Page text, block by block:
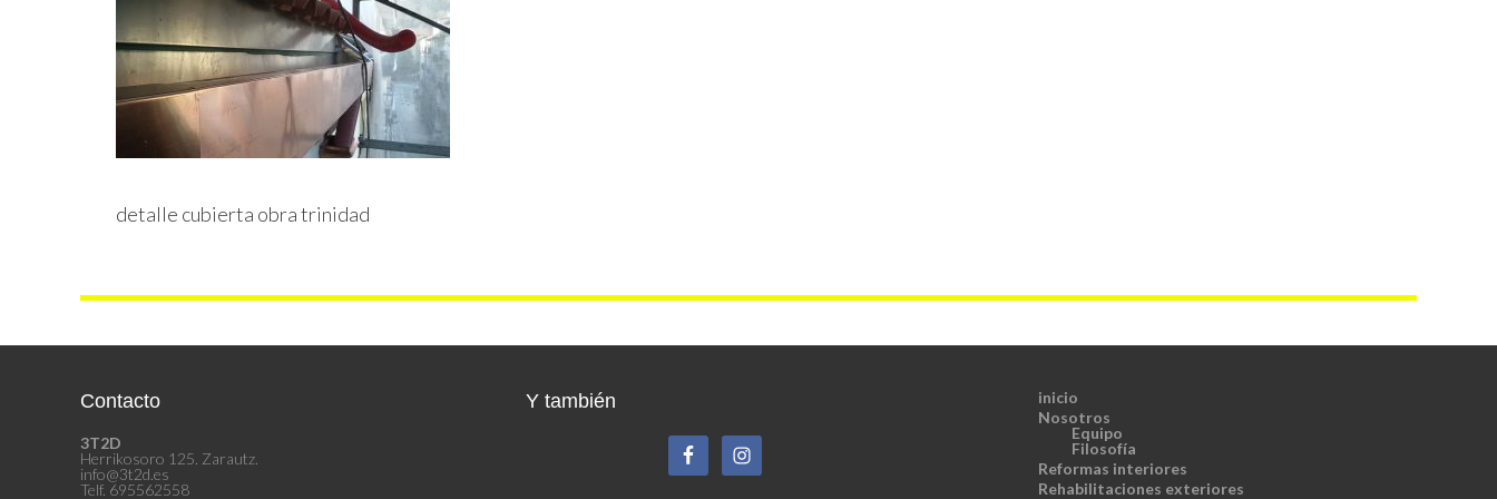
detalle cubierta obra trinidad
Contacto
3T2D
Herrikosoro 125. Zarautz.
info@3t2d.es
Telf. 695562558
Y también
inicio
Nosotros
Equipo
Filosofía
Reformas interiores
Rehabilitaciones exteriores